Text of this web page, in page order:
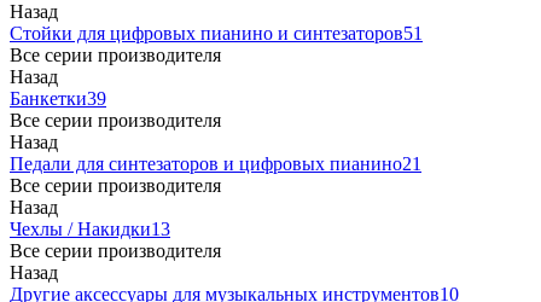
Назад
Стойки для цифровых пианино и синтезаторов51
Все серии производителя
Назад
Банкетки39
Все серии производителя
Назад
Педали для синтезаторов и цифровых пианино21
Все серии производителя
Назад
Чехлы / Накидки13
Все серии производителя
Назад
Другие аксессуары для музыкальных инструментов10